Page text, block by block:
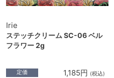
Irie
ステッチクリーム SC-06 ベル
フラワー 2g
定価 1,185円 (税込)